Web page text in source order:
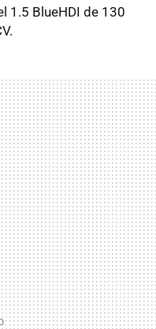
1.5 BlueHDI de 130